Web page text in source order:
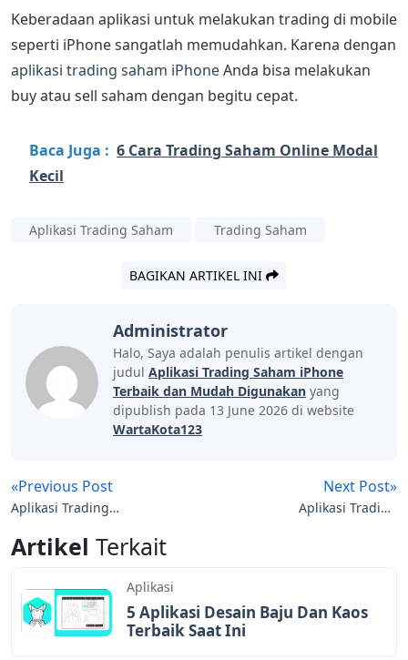
Keberadaan aplikasi untuk melakukan trading di mobile
seperti iPhone sangatlah memudahkan. Karena dengan
aplikasi trading saham iPhoneAnda bisa melakukan
buy atau sell saham dengan begitu cepat.
Baca Juga : 6 Cara Trading Saham Online Modal
Kecil
Aplikasi Trading Saham Trading Saham
BAGIKAN ARTIKEL INI
Administrator
Halo, Saya adalah penulis artikel dengan
judul Aplikasi Trading Saham iPhone
Terbaik dan Mudah Digunakan yang
dipublish pada 13 June 2026 di website
WartaKota123
«Previous Post
Aplikasi Trading
yang Bisa Dipilih
Next Post»
Aplikasi Trading
Artikel Terkait
Aplikasi
5 Aplikasi Desain Baju Dan Kaos
Terbaik Saat Ini